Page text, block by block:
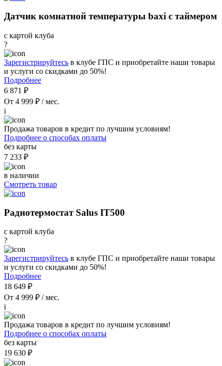
Датчик комнатной температуры baxi с таймером
с картой клуба
?
Зарегистрируйтесь в клубе ГПС и приобретайте наши товары
и услуги со скидками до 50%!
Подробнее
6 871 ₽
От 4 999 ₽ / мес.
i
Продажа товаров в кредит по лучшим условиям!
Подробнее о способах оплаты
без карты
7 233 ₽
в наличии
Смотреть товар
Радиотермостат Salus IT500
с картой клуба
?
Зарегистрируйтесь в клубе ГПС и приобретайте наши товары
и услуги со скидками до 50%!
Подробнее
18 649 ₽
От 4 999 ₽ / мес.
i
Продажа товаров в кредит по лучшим условиям!
Подробнее о способах оплаты
без карты
19 630 ₽